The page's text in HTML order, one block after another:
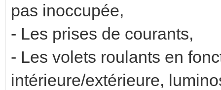
pas inoccupée,
- Les prises de courants,
- Les volets roulants en
intérieure/extérieure,